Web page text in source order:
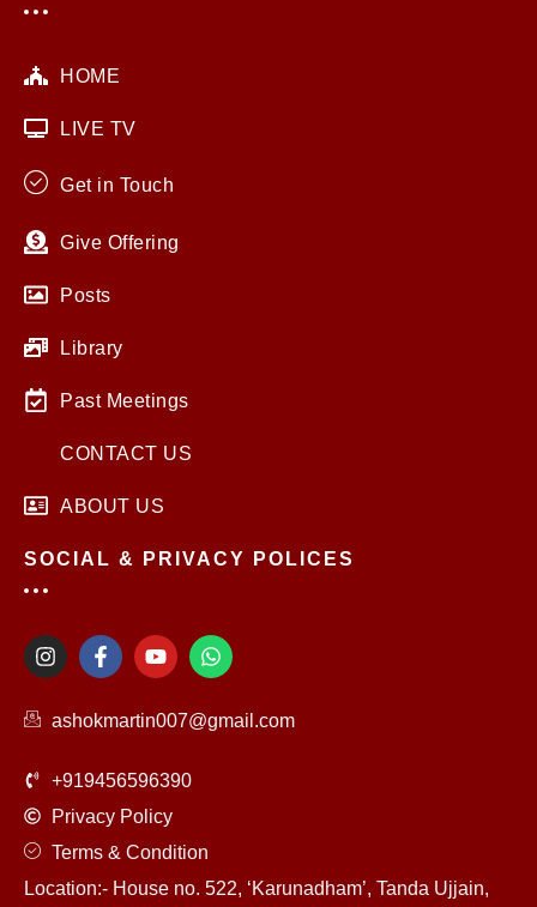
HOME
LIVE TV
Get in Touch
Give Offering
Posts
Library
Past Meetings
CONTACT US
ABOUT US
SOCIAL & PRIVACY POLICES
I
n
a
m
F
a
b
o
k
-
Y
o
t
u
e
W
h
s
ashokmartin007@gmail.com
+919456596390
Privacy Policy
Terms & Condition
Location:- House no. 522, ‘Karunadham’, Tanda Ujjain,